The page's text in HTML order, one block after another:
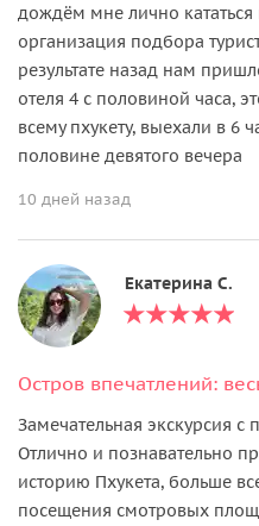
дождём мне лично кататься
организация подбора
результате назад нам
отеля 4 с половиной часа,
всему пхукету, выехали в 6
половине девятого вечера
10 дней назад
Екатерина С.
Остров впечатлений:
Замечательная экскурсия
Отлично и познавательно
историю Пхукета, больше
посещения смотровых